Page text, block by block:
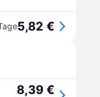
5,82 €
8,39 €